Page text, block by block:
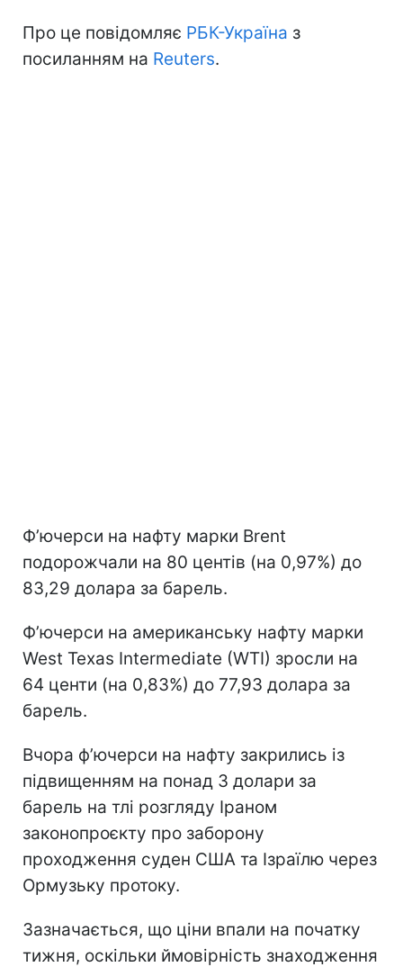
Про це повідомляє РБК-Україна з
посиланням на Reuters.
Ф’ючерси на нафту марки Brent
подорожчали на 80 центів (на 0,97%) до
83,29 долара за барель.
Ф’ючерси на американську нафту марки
West Texas Intermediate (WTI) зросли на
64 центи (на 0,83%) до 77,93 долара за
барель.
Вчора ф’ючерси на нафту закрились із
підвищенням на понад 3 долари за
барель на тлі розгляду Іраном
законопроєкту про заборону
проходження суден США та Ізраїлю через
Ормузьку протоку.
Зазначається, що ціни впали на початку
тижня, оскільки ймовірність знаходження